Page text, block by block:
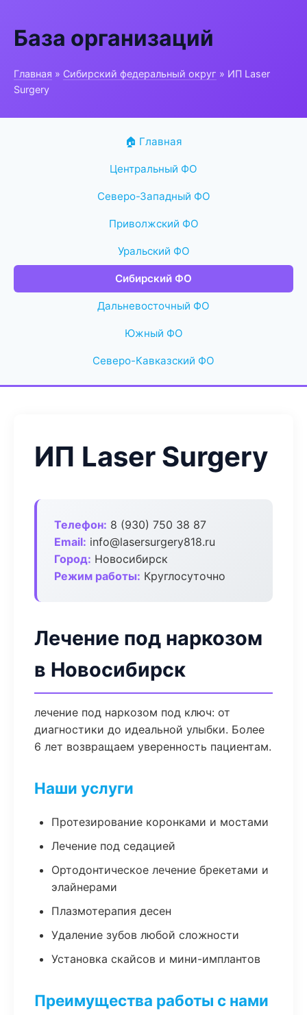
База организаций
Главная » Сибирский федеральный округ » ИП Laser
Surgery
🏠 Главная
Центральный ФО
Северо-Западный ФО
Приволжский ФО
Уральский ФО
Сибирский ФО
Дальневосточный ФО
Южный ФО
Северо-Кавказский ФО
ИП Laser Surgery
Телефон: 8 (930) 750 38 87
Email: info@lasersurgery818.ru
Город: Новосибирск
Режим работы: Круглосуточно
Лечение под наркозом
в Новосибирск
лечение под наркозом под ключ: от
диагностики до идеальной улыбки. Более
6 лет возвращаем уверенность пациентам.
Наши услуги
Протезирование коронками и мостами
Лечение под седацией
Ортодонтическое лечение брекетами и
элайнерами
Плазмотерапия десен
Удаление зубов любой сложности
Установка скайсов и мини-имплантов
Преимущества работы с нами